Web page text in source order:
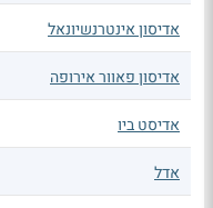
אדיסון אינטרנשיונאל
אדיסון פאוור אירופה
אדיסט ביו
אדל